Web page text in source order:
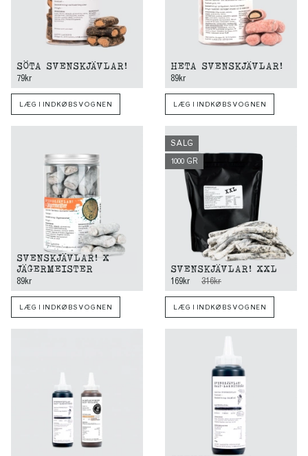
SÖTA SVENSKJÄVLAR!
79kr
LÆG I INDKØBSVOGNEN
HETA SVENSKJÄVLAR!
89kr
LÆG I INDKØBSVOGNEN
SVENSKJÄVLAR! X
JÄGERMEISTER
89kr
LÆG I INDKØBSVOGNEN
SALG
1000 GR
SVENSKJÄVLAR! XXL
169kr 316kr
LÆG I INDKØBSVOGNEN